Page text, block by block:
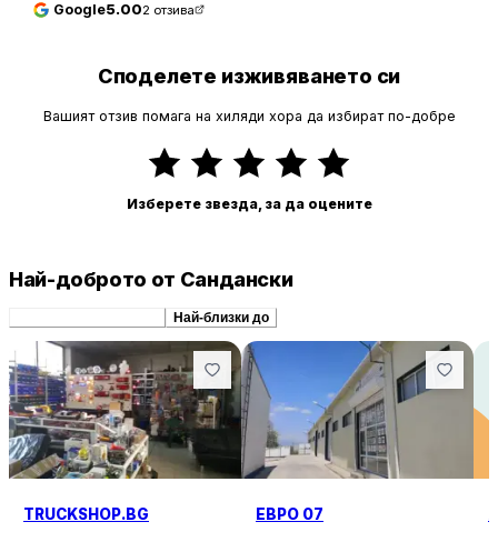
Google5.002 отзива
Споделете изживяването си
Вашият отзив помага на хиляди хора да избират по-добре
Изберете звезда, за да оцените
Най-доброто от Сандански
Най-близки до
TRUCKSHOP.BG ЕВРО 07